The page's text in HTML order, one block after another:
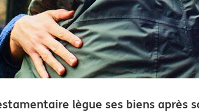
lègue ses biens après